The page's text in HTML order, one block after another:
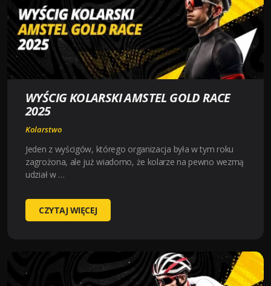
WYŚCIG KOLARSKI AMSTEL GOLD RACE
2025
Kolarstwo
Jeden z wyścigów, którego organizacja była w tym roku
zagrożona, ale już wiadomo, że kolarze na pewno wezmą
udział w …
WYŚCIG
KOLARSKI
CZYTAJ WIĘCEJ